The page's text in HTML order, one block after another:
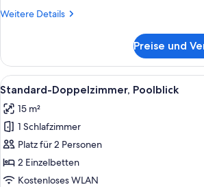
Weitere Details
Weitere
Doppelzimmer,
Meerblick
(2
Preise und
Alle
Fotos
für
Standard-
Doppelzimmer,
Poolblick
anzeigen
Ein
7
Standard-Doppelzimmer, Poolblick
15 m²
1 Schlafzimmer
Platz für 2 Personen
2 Einzelbetten
Kostenloses WLAN